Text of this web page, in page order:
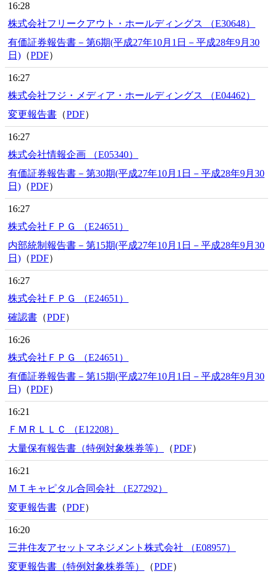
16:28
株式会社フリークアウト・ホールディングス （E30648）
有価証券報告書－第6期(平成27年10月1日－平成28年9月30
日) （PDF）
16:27
株式会社フジ・メディア・ホールディングス （E04462）
変更報告書 （PDF）
16:27
株式会社情報企画 （E05340）
有価証券報告書－第30期(平成27年10月1日－平成28年9月30
日) （PDF）
16:27
株式会社ＦＰＧ （E24651）
内部統制報告書－第15期(平成27年10月1日－平成28年9月30
日) （PDF）
16:27
株式会社ＦＰＧ （E24651）
確認書 （PDF）
16:26
株式会社ＦＰＧ （E24651）
有価証券報告書－第15期(平成27年10月1日－平成28年9月30
日) （PDF）
16:21
ＦＭＲＬＬＣ （E12208）
大量保有報告書（特例対象株券等）
（PDF）
16:21
ＭＴキャピタル合同会社 （E27292）
変更報告書 （PDF）
16:20
三井住友アセットマネジメント株式会社 （E08957）
変更報告書（特例対象株券等）
（PDF）